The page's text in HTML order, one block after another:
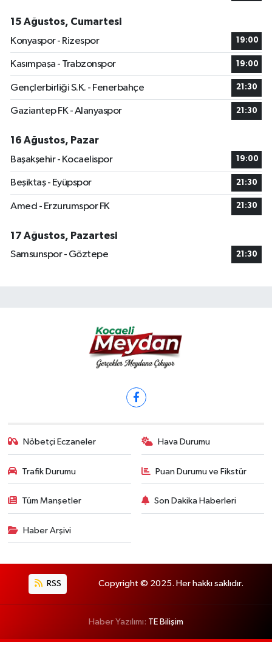
15 Ağustos, Cumartesi
Konyaspor - Rizespor
19:00
Kasımpaşa - Trabzonspor 19:00
Gençlerbirliği S.K. - Fenerbahçe 21:30
Gaziantep FK - Alanyaspor 21:30
16 Ağustos, Pazar
Başakşehir - Kocaelispor
19:00
Beşiktaş - Eyüpspor 21:30
Amed - Erzurumspor FK 21:30
17 Ağustos, Pazartesi
Samsunspor - Göztepe
21:30
Nöbetçi Eczaneler Hava Durumu
Trafik Durumu Puan Durumu ve Fikstür
Tüm Manşetler Son Dakika Haberleri
Haber Arşivi
RSS Copyright © 2025. Her hakkı saklıdır.
Haber Yazılımı: TE Bilişim